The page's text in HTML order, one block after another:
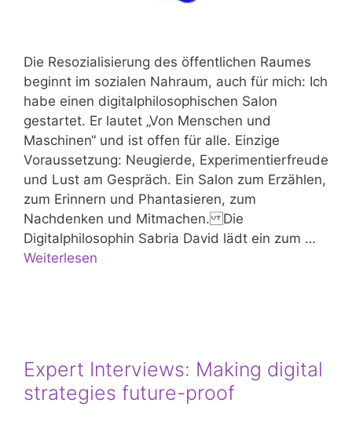
Die Resozialisierung des öffentlichen Raumes
beginnt im sozialen Nahraum, auch für mich: Ich
habe einen digitalphilosophischen Salon
gestartet. Er lautet „Von Menschen und
Maschinen“ und ist offen für alle. Einzige
Voraussetzung: Neugierde, Experimentierfreude
und Lust am Gespräch. Ein Salon zum Erzählen,
zum Erinnern und Phantasieren, zum
Nachdenken und Mitmachen. Die
Digitalphilosophin Sabria David lädt ein zum …
Weiterlesen
Expert Interviews: Making digital
strategies future-proof